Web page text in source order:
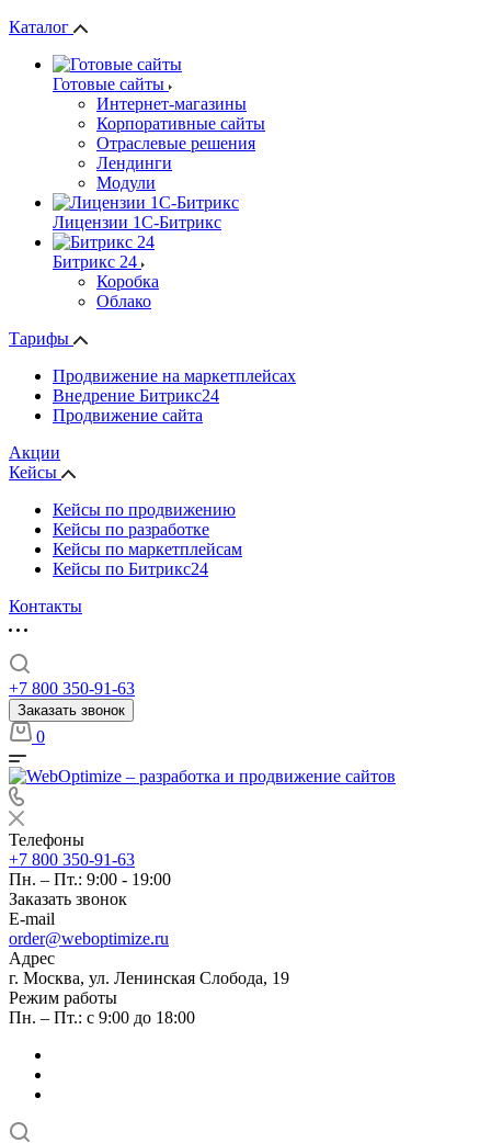
Каталог
Готовые сайты
Интернет-магазины
Корпоративные сайты
Отраслевые решения
Лендинги
Модули
Лицензии 1С-Битрикс
Битрикс 24
Коробка
Облако
Тарифы
Продвижение на маркетплейсах
Внедрение Битрикс24
Продвижение сайта
Акции
Кейсы
Кейсы по продвижению
Кейсы по разработке
Кейсы по маркетплейсам
Кейсы по Битрикс24
Контакты
+7 800 350-91-63
Заказать звонок
0
Телефоны
+7 800 350-91-63
Пн. – Пт.: 9:00 - 19:00
Заказать звонок
E-mail
order@weboptimize.ru
Адрес
г. Москва, ул. Ленинская Слобода, 19
Режим работы
Пн. – Пт.: с 9:00 до 18:00